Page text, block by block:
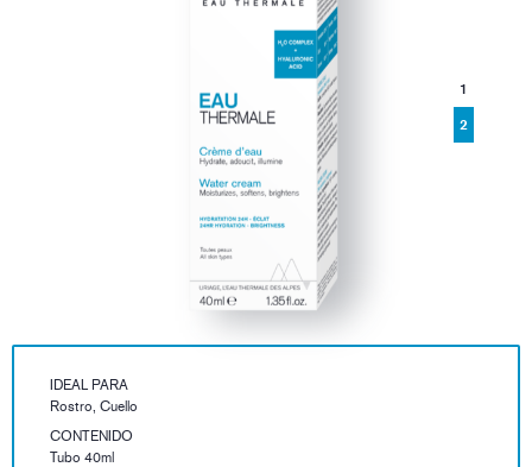
1
2
IDEAL PARA
Rostro, Cuello
CONTENIDO
Tubo 40ml